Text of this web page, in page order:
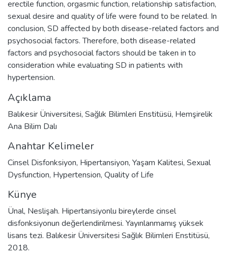
erectile function, orgasmic function, relationship satisfaction,
sexual desire and quality of life were found to be related. In
conclusion, SD affected by both disease-related factors and
psychosocial factors. Therefore, both disease-related
factors and psychosocial factors should be taken in to
consideration while evaluating SD in patients with
hypertension.
Açıklama
Balıkesir Üniversitesi, Sağlık Bilimleri Enstitüsü, Hemşirelik
Ana Bilim Dalı
Anahtar Kelimeler
Cinsel Disfonksiyon, Hipertansiyon, Yaşam Kalitesi, Sexual
Dysfunction, Hypertension, Quality of Life
Künye
Ünal, Neslişah. Hipertansiyonlu bireylerde cinsel
disfonksiyonun değerlendirilmesi. Yayınlanmamış yüksek
lisans tezi. Balıkesir Üniversitesi Sağlık Bilimleri Enstitüsü,
2018.